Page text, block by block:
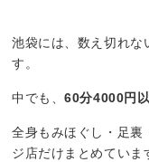
池袋には、数え切れな
す。
中でも、60分4000円
全身もみほぐし・足裏
ジ店だけまとめていま